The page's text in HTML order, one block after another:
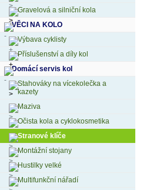
Gravelová a silniční kola
VĚCI NA KOLO
Výbava cyklisty
Příslušenství a díly kol
Domácí servis kol
Stahováky na vícekolečka a
kazety
Maziva
Očista kola a cyklokosmetika
Stranové klíče
Montážní stojany
Hustilky velké
Multifunkční nářadí